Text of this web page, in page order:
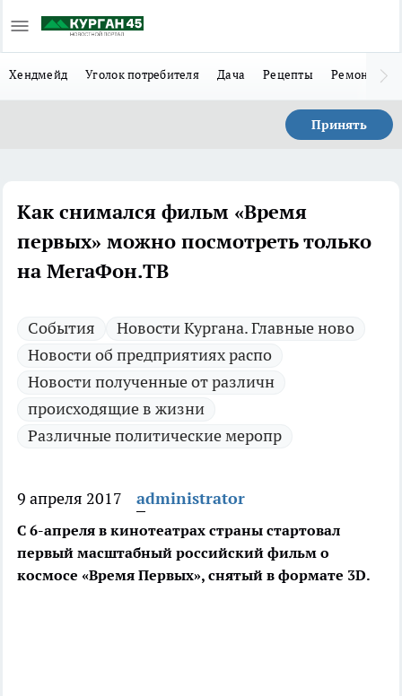
Хендмейд Уголок потребителя Дача Рецепты Ремонт
Принять
Как снимался фильм «Время
первых» можно посмотреть только
на МегаФон.ТВ
Cобытия
Новости Кургана. Главные ново
Новости об предприятиях распо
Новости полученные от различн
происходящие в жизни
Различные политические меропр
9 апреля 2017 administrator
С 6-апреля в кинотеатрах страны стартовал
первый масштабный российский фильм о
космосе «Время Первых», снятый в формате 3D.